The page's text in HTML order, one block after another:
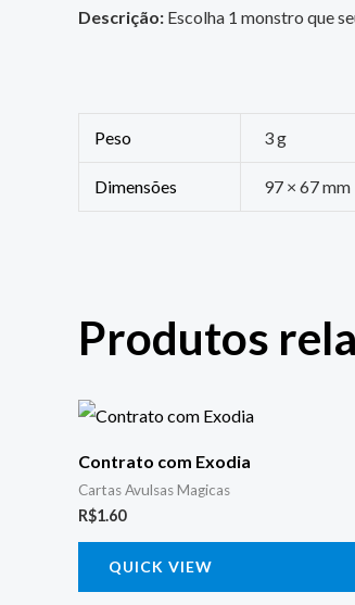
Descrição: Escolha 1 monstro que
Peso 3 g
Dimensões 97 × 67 mm
Produtos
Contrato com Exodia
Cartas Avulsas Magicas
R$1.60
QUICK VIEW